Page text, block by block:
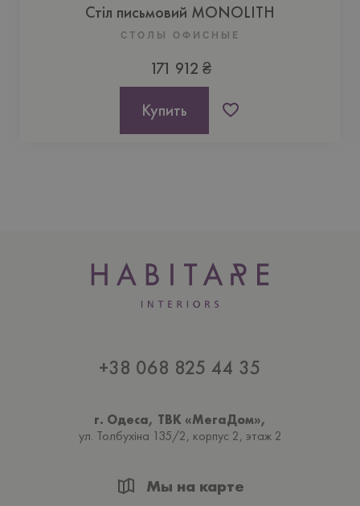
Стіл письмовий MONOLITH
СТОЛЫ ОФИСНЫЕ
171 912 ₴
Купить
+38 068 825 44 35
г. Одеса, ТВК «МегаДом»,
ул. Толбухiна 135/2, корпус 2, этаж 2
Мы на карте